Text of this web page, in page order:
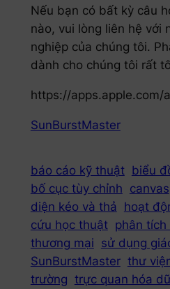
Nếu bạn có bất kỳ câu
nào, vui lòng liên hệ với
nghiệp của chúng tôi.
dành cho chúng tôi rất
https://apps.apple.com/
SunBurstMaster
báo cáo kỹ thuật biểu
bố cục tùy chỉnh canvas
diện kéo và thả
hoạt
cứu học thuật phân tích
thương mại sử dụng
SunBurstMaster thư
trường trực quan hóa